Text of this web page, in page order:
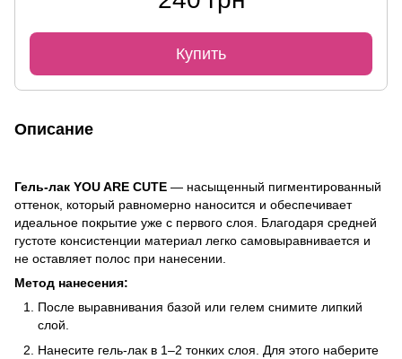
Купить
Описание
Гель-лак YOU ARE CUTE — насыщенный пигментированный
оттенок, который равномерно наносится и обеспечивает
идеальное покрытие уже с первого слоя. Благодаря средней
густоте консистенции материал легко самовыравнивается и
не оставляет полос при нанесении.
Метод нанесения:
После выравнивания базой или гелем снимите липкий
слой.
Нанесите гель-лак в 1–2 тонких слоя. Для этого наберите